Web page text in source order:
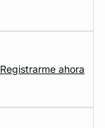
Registrarme ahora